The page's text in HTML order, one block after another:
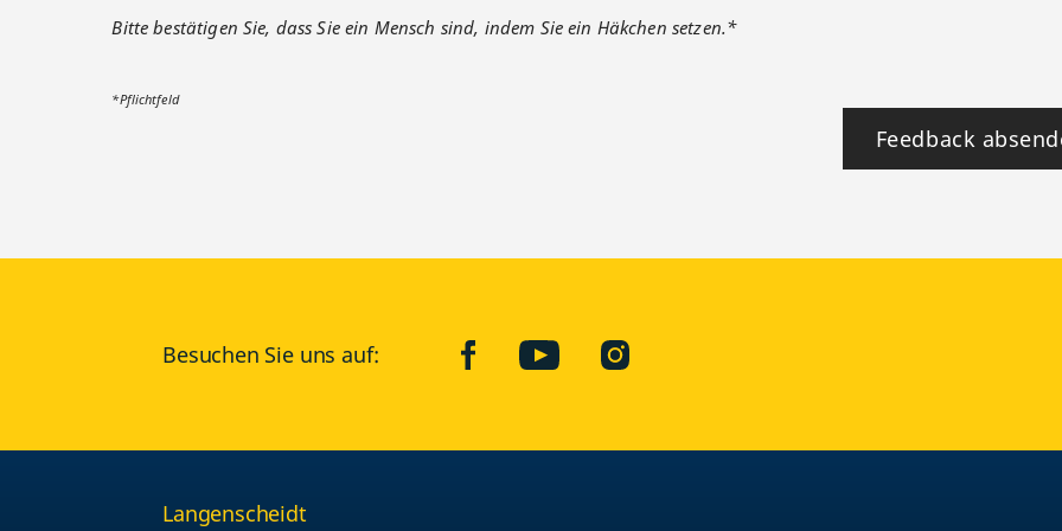
Bitte bestätigen Sie, dass Sie ein Mensch sind, indem Sie ein Häkchen setzen.*
*Pflichtfeld
Feedback
Besuchen Sie uns auf: facebookYouTubeInstagram
Langenscheidt